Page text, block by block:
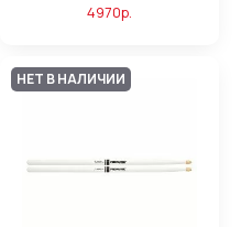
4970р.
НЕТ В НАЛИЧИИ